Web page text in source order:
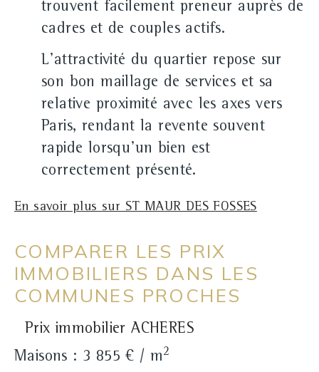
trouvent facilement preneur auprès de
cadres et de couples actifs.
L'attractivité du quartier repose sur
son bon maillage de services et sa
relative proximité avec les axes vers
Paris, rendant la revente souvent
rapide lorsqu'un bien est
correctement présenté.
En savoir plus sur ST MAUR DES FOSSES
COMPARER LES PRIX
IMMOBILIERS DANS LES
COMMUNES PROCHES
Prix immobilier ACHERES
Maisons : 3 855 € / m2